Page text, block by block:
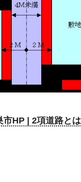
市HP | 2項道路とは